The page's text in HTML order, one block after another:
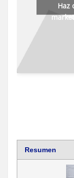
Haz
Resumen